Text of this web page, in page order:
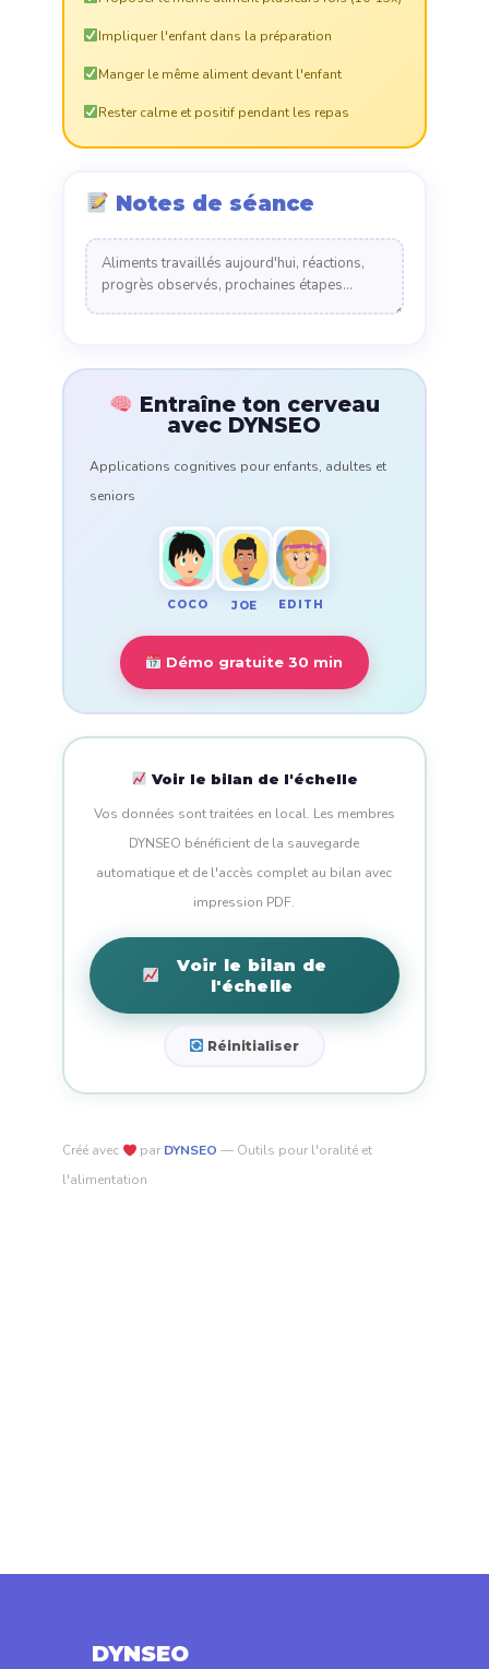
Impliquer l'enfant dans la préparation
Manger le même aliment devant l'enfant
Rester calme et positif pendant les repas
Notes de séance
Entraîne ton cerveau
avec DYNSEO
Applications cognitives pour enfants, adultes et
seniors
COCO JOE EDITH
Démo gratuite 30 min
Voir le bilan de l'échelle
Vos données sont traitées en local. Les membres
DYNSEO bénéficient de la sauvegarde
automatique et de l'accès complet au bilan avec
impression PDF.
Voir le bilan de
l'échelle
Réinitialiser
Créé avec par DYNSEO — Outils pour l'oralité et
l'alimentation
DYNSEO